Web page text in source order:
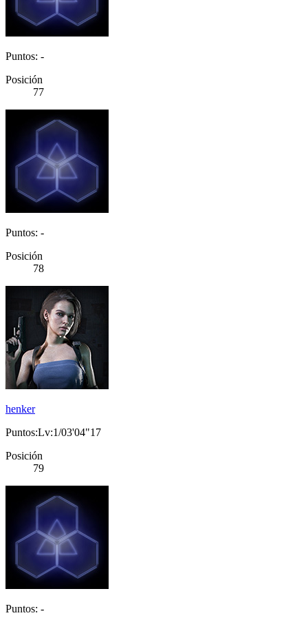
Puntos: -
Posición
77
Puntos: -
Posición
78
henker
Puntos:Lv:1/03'04"17
Posición
79
Puntos: -